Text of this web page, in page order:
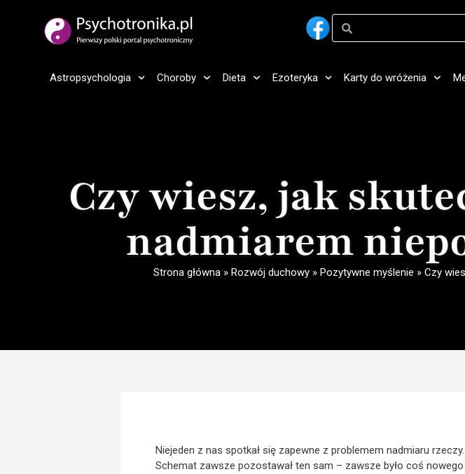
Astropsychologia Choroby Dieta Ezoteryka Karty do wróżenia
Czy wiesz, jak
nadmiarem
Strona główna » Rozwój duchowy » Pozytywne myślenie » Czy
Niejeden z nas spotkał się zapewne z problemem nadmiaru
Schemat zawsze pozostawał ten sam – zawsze było coś